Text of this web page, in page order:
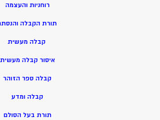
רוחניות והעצמה
תורת הקבלה
קבלה מעשית
איסור קבלה מעשית
קבלה ספר הזוהר
קבלה ומדע
תורת בעל הסולם